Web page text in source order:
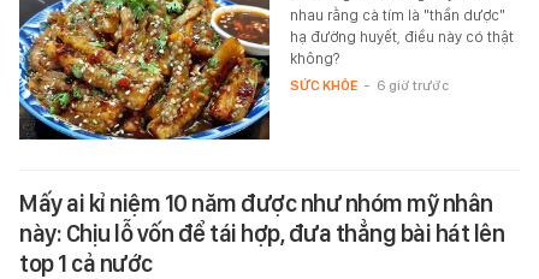
nhau rằng cà tím là "thần dược"
hạ đường huyết, điều này có thật
không?
SỨC KHỎE - 6 giờ trước
Mấy ai kỉ niệm 10 năm được như nhóm mỹ nhân
này: Chịu lỗ vốn để tái hợp, đưa thẳng bài hát lên
top 1 cả nước